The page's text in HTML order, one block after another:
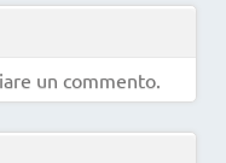
un commento.